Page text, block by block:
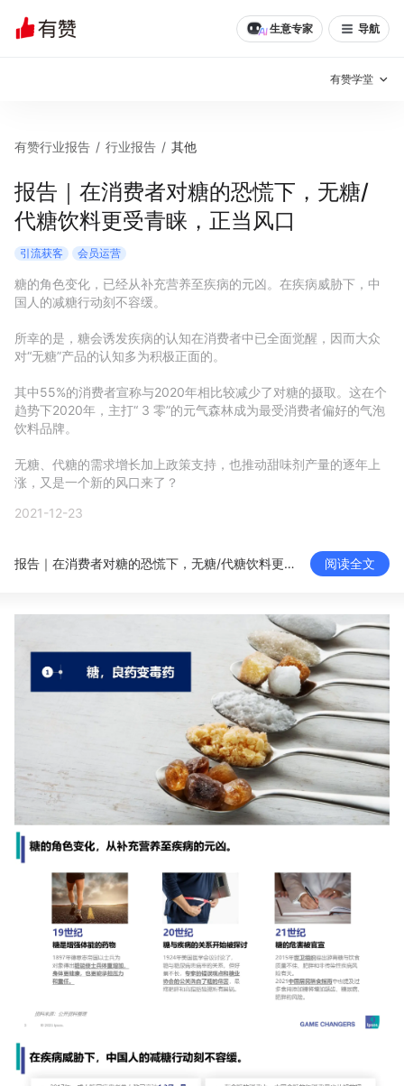
生意专家 导航
有赞学堂
有赞说增长
私域日历 增长方法
有赞说案例拆解 有赞专家说
有赞成功案例
面对面聊增长
有赞春季发布会 实干家直播间
新零售大会 新零售茶会
新零售私享会
AllValue 战略合作
增长产品指南
品牌消费观 行业报告
私域课程 新零售内参
增长俱乐部
增长俱乐部 有赞商盟
商家社区 社群交流
合作共进
入驻有赞
认证服务商 设计服务商
有赞行业报告 / 行业报告 / 其他
报告｜在消费者对糖的恐慌下，无糖/
代糖饮料更受青睐，正当风口
引流获客 会员运营
糖的角色变化，已经从补充营养至疾病的元凶。在疾病威胁下，中
国人的减糖行动刻不容缓。
所幸的是，糖会诱发疾病的认知在消费者中已全面觉醒，因而大众
对“无糖”产品的认知多为积极正面的。
其中55%的消费者宣称与2020年相比较减少了对糖的摄取。这在个
趋势下2020年，主打“ 3 零”的元气森林成为最受消费者偏好的气泡
饮料品牌。
无糖、代糖的需求增长加上政策支持，也推动甜味剂产量的逐年上
涨，又是一个新的风口来了？
2021-12-23
报告｜在消费者对糖的恐慌下，无糖/代糖饮料更受青睐，正当风口 阅读全文